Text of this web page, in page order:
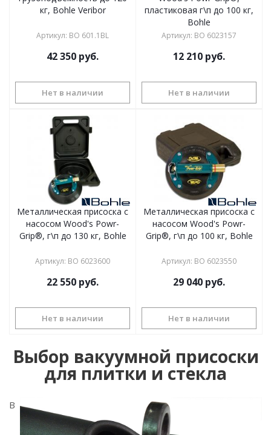
кг, Bohle Veribor
Артикул: BO 601.1BL
42 350 руб.
Нет в наличии
пластиковая г\п до 100 кг,
Bohle
Артикул: BO 6023157
12 210 руб.
Нет в наличии
Металлическая присоска с
насосом Wood's Powr-
Grip®, г\п до 130 кг, Bohle
Артикул: BO 6023600
22 550 руб.
Нет в наличии
Металлическая присоска с
насосом Wood's Powr-
Grip®, г\п до 100 кг, Bohle
Артикул: BO 6023550
29 040 руб.
Нет в наличии
Выбор вакуумной присоски
для плитки и стекла
В